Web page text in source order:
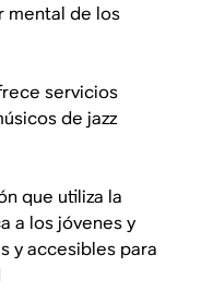
mental de los
servicios
de jazz
que utiliza la
a los jóvenes y
y accesibles para